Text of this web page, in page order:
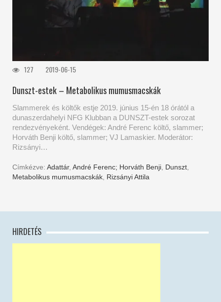
127 2019-06-15
Dunszt-estek – Metabolikus mumusmacskák
Slammerek és költők estje 2019. június 15-én 18 órától a
dunaszerdahelyi NFG Klubban a DUNSZT-estek sorozat
rendezvényeként. Vendégek: André Ferenc költő, slammer;
Horváth Benji költő, slammer; VJ Lamaskier. Moderátor:
Rizsányi…
Címkézve: Adattár, André Ferenc; Horváth Benji Dunszt
Metabolikus mumusmacskák Rizsányi Attila
HIRDETÉS